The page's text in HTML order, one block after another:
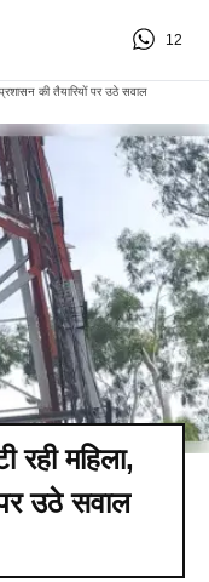
12
की तैयारियों पर उठे सवाल
महिला,
उठे सवाल